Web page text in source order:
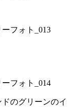
のグリーンのイ